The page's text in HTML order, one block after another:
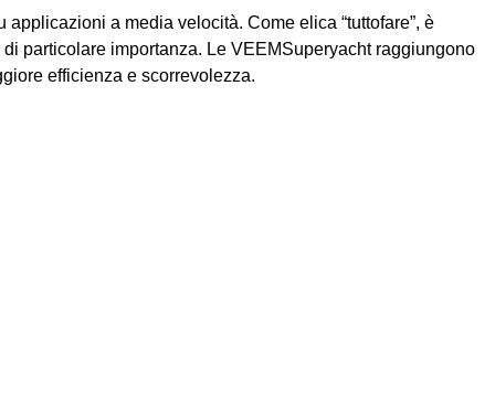
applicazioni a media velocità. Come elica “tuttofare”, è
particolare importanza. Le VEEMSuperyacht raggiungono
efficienza e scorrevolezza.